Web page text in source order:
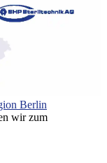
Berlin
wir zum